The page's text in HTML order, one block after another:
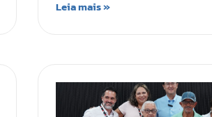
Leia mais »